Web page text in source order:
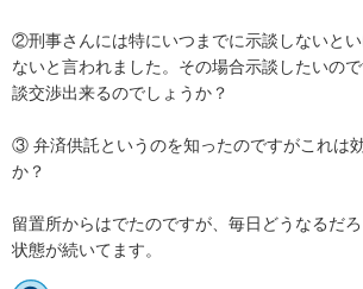
②刑事さんには特にいつまでに示談しないと
ないと言われました。その場合示談したいの
談交渉出来るのでしょうか？
③ 弁済供託というのを知ったのですがこれは
か？
留置所からはでたのですが、毎日どうなるだ
状態が続いてます。